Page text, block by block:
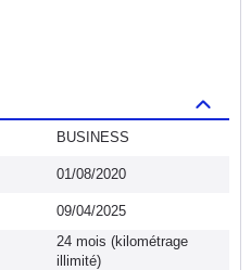
BUSINESS
01/08/2020
09/04/2025
24 mois (kilométrage
illimité)